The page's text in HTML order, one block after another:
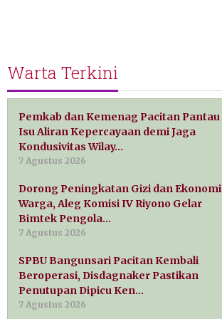
Warta Terkini
Pemkab dan Kemenag Pacitan Pantau
Isu Aliran Kepercayaan demi Jaga
Kondusivitas Wilay…
7 Agustus 2026
Dorong Peningkatan Gizi dan Ekonomi
Warga, Aleg Komisi IV Riyono Gelar
Bimtek Pengola…
7 Agustus 2026
SPBU Bangunsari Pacitan Kembali
Beroperasi, Disdagnaker Pastikan
Penutupan Dipicu Ken…
7 Agustus 2026